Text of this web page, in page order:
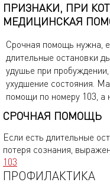
ПРИЗНАКИ, ПРИ
МЕДИЦИНСКАЯ
Срочная помощь нужна,
длительные остановки
удушье при
ухудшение состояния.
помощи по номеру 103, а
СРОЧНАЯ ПОМОЩЬ
Если есть длительные
потеря сознания,
103
ПРОФИЛАКТИКА